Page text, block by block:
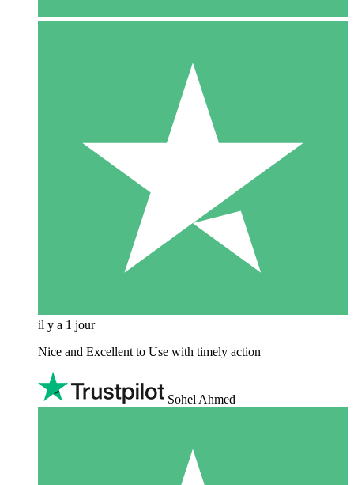
il y a 1 jour
Nice and Excellent to Use with timely action
Sohel Ahmed